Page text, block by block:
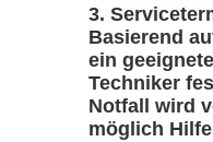
Basierend
ein
Techniker
Notfall wird
möglich